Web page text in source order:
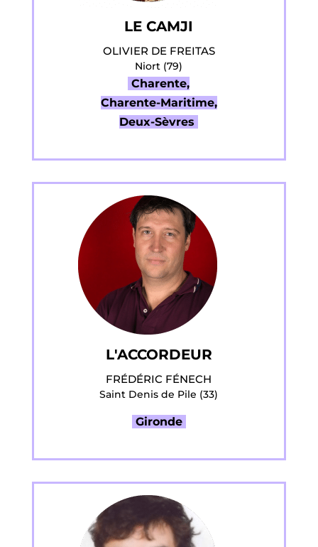
LE CAMJI
OLIVIER DE FREITAS
Niort (79)
Charente,
Charente-Maritime,
Deux-Sèvres
L'ACCORDEUR
FRÉDÉRIC FÉNECH
Saint Denis de Pile (33)
Gironde